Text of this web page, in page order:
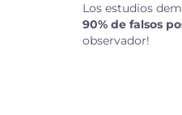
Los estudios
90% de falsos
observador!